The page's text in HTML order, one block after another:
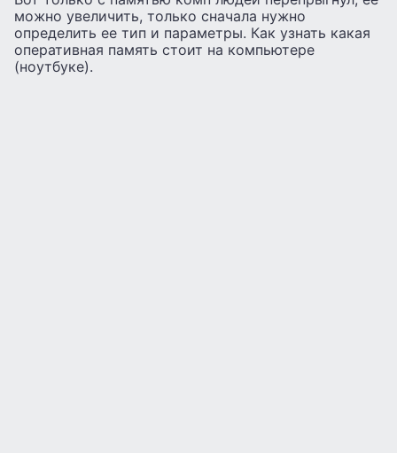
можно увеличить, только сначала нужно
определить ее тип и параметры. Как узнать какая
оперативная память стоит на компьютере
(ноутбуке).